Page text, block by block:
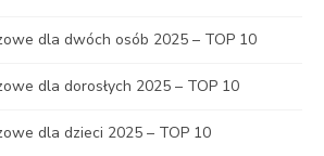
dla dwóch osób 2025 – TOP 10
dla dorosłych 2025 – TOP 10
dla dzieci 2025 – TOP 10